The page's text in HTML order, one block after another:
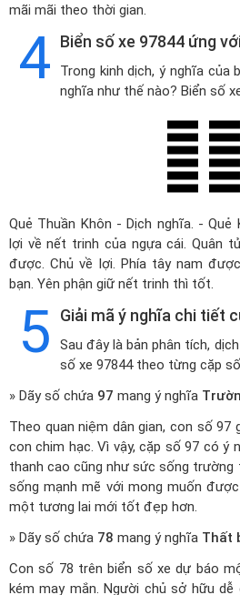
mãi mãi theo thời gian.
4 Biển số xe 97844 ứng
Trong kinh dịch, ý nghĩa của
nghĩa như thế nào? Biển số
Quẻ Thuần Khôn - Dịch nghĩa. - Quẻ
lợi về nết trinh của ngựa cái. Quân
được. Chủ về lợi. Phía tây nam
bạn. Yên phận giữ nết trinh thì tốt.
5 Giải mã ý nghĩa chi tiết
Sau đây là bản phân tích,
số xe 97844 theo từng cặp
» Dãy số chứa 97 mang ý nghĩa
Theo quan niệm dân gian, con số 97
con chim hạc. Vì vậy, cặp số 97 có ý
thanh cao cũng như sức sống trường
sống mạnh mẽ với mong muốn
một tương lai mới tốt đẹp hơn.
» Dãy số chứa 78 mang ý nghĩa Thất
Con số 78 trên biển số xe dự báo
kém may mắn. Người chủ sở hữu dễ